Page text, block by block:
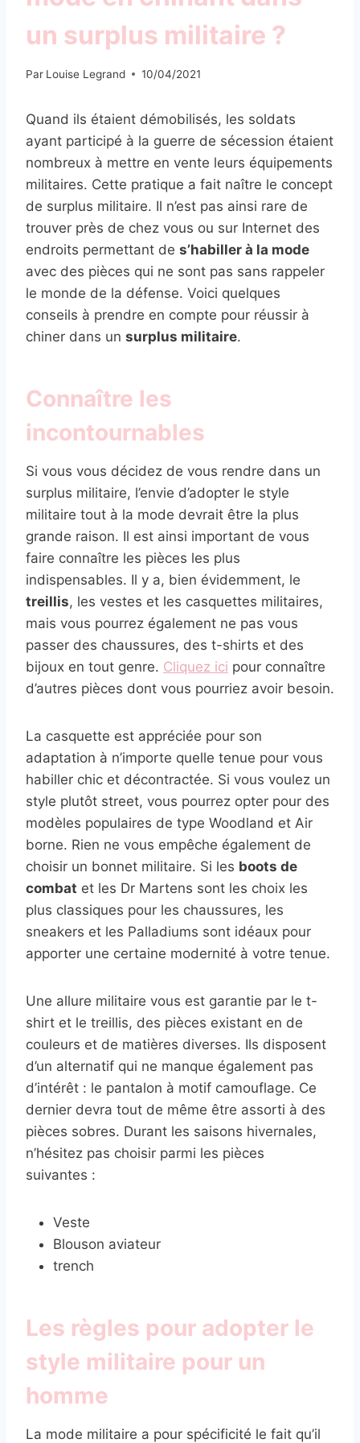
un surplus militaire ?
Par Louise Legrand 10/04/2021
Quand ils étaient démobilisés, les soldats
ayant participé à la guerre de sécession étaient
nombreux à mettre en vente leurs équipements
militaires. Cette pratique a fait naître le concept
de surplus militaire. Il n’est pas ainsi rare de
trouver près de chez vous ou sur Internet des
endroits permettant de s’habiller à la mode
avec des pièces qui ne sont pas sans rappeler
le monde de la défense. Voici quelques
conseils à prendre en compte pour réussir à
chiner dans un surplus militaire.
Connaître les
incontournables
Si vous vous décidez de vous rendre dans un
surplus militaire, l’envie d’adopter le style
militaire tout à la mode devrait être la plus
grande raison. Il est ainsi important de vous
faire connaître les pièces les plus
indispensables. Il y a, bien évidemment, le
treillis, les vestes et les casquettes militaires,
mais vous pourrez également ne pas vous
passer des chaussures, des t-shirts et des
bijoux en tout genre. Cliquez ici pour connaître
d’autres pièces dont vous pourriez avoir besoin.
La casquette est appréciée pour son
adaptation à n’importe quelle tenue pour vous
habiller chic et décontractée. Si vous voulez un
style plutôt street, vous pourrez opter pour des
modèles populaires de type Woodland et Air
borne. Rien ne vous empêche également de
choisir un bonnet militaire. Si les boots de
combat et les Dr Martens sont les choix les
plus classiques pour les chaussures, les
sneakers et les Palladiums sont idéaux pour
apporter une certaine modernité à votre tenue.
Une allure militaire vous est garantie par le t-
shirt et le treillis, des pièces existant en de
couleurs et de matières diverses. Ils disposent
d’un alternatif qui ne manque également pas
d’intérêt : le pantalon à motif camouflage. Ce
dernier devra tout de même être assorti à des
pièces sobres. Durant les saisons hivernales,
n’hésitez pas choisir parmi les pièces
suivantes :
Veste
Blouson aviateur
trench
Les règles pour adopter le
style militaire pour un
homme
La mode militaire a pour spécificité le fait qu’il